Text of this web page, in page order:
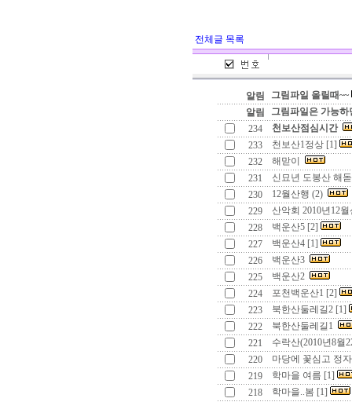
전체글 목록
알림
그림파일 올릴때~~
알림
그림파일은 가능
234
천보산점심시간
233
천보산1정상 [1]
232
해맏이
231
신묘년 도봉산 해
230
12월산행 (2)
229
산악회 2010년12
228
백운산5 [2]
227
백운산4 [1]
226
백운산3
225
백운산2
224
포천백운산1 [2]
223
북한산둘레길2 [1]
222
북한산둘레길1
221
수락산(2010년8월
220
마당에 꽃심고 정
219
학마을 여름 [1]
218
학마을..봄 [1]